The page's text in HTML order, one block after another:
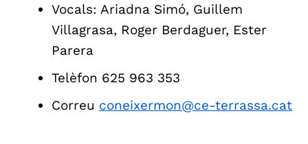
Vocals: Ariadna Simó, Guillem
Villagrasa, Roger Berdaguer, Ester
Parera
Telèfon 625 963 353
Correu coneixermon@ce-terrassa.cat